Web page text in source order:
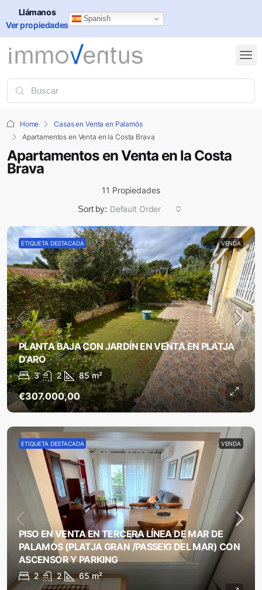
Spanish
Llámanos
Ver propiedades
Home
Casas en Venta en Palamós
Apartamentos en Venta en la Costa Brava
Apartamentos en Venta en la Costa
Brava
11 Propiedades
Sort by: Default Order
ETIQUETA DESTACADA VENDA
PLANTA BAJA CON JARDÍN EN VENTA EN PLATJA
D’ARO
3 2 85 m²
€307.000,00
ETIQUETA DESTACADA VENDA
PISO EN VENTA EN TERCERA LÍNEA DE MAR DE
PALAMÓS (PLATJA GRAN /PASSEIG DEL MAR) CON
ASCENSOR Y PARKING
2 2 65 m²